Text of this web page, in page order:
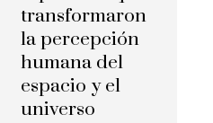
transformaron
la percepción
humana del
espacio y el
universo